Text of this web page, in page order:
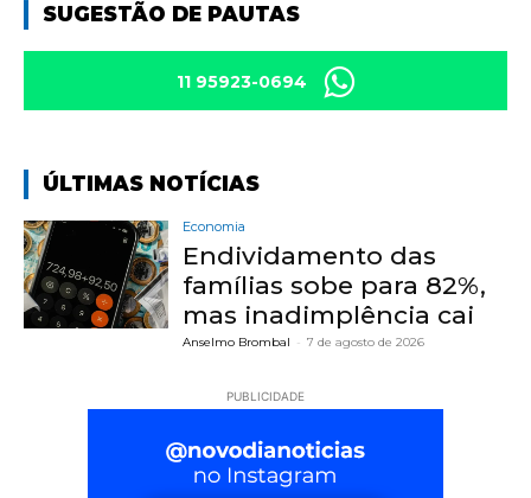
SUGESTÃO DE PAUTAS
11 95923-0694
ÚLTIMAS NOTÍCIAS
Economia
Endividamento das
famílias sobe para 82%,
mas inadimplência cai
Anselmo Brombal - 7 de agosto de 2026
PUBLICIDADE